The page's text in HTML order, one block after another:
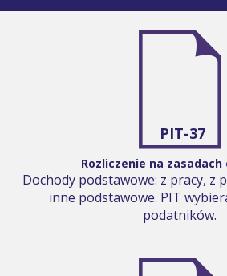
PIT-37
Rozliczenie na
Dochody podstawowe: z pracy, z
inne podstawowe. PIT
podatników.